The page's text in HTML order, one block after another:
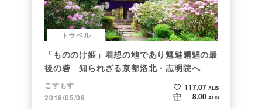
トラベル
「もののけ姫」着想の地であり魑魅魍魎の最
後の砦 知られざる京都洛北・志明院へ
こすもす
2019/05/08
117.07 ALIS
8.00 ALIS